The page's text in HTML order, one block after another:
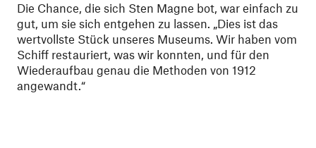
Die Chance, die sich Sten Magne bot, war einfach zu
gut, um sie sich entgehen zu lassen. „Dies ist das
wertvollste Stück unseres Museums. Wir haben vom
Schiff restauriert, was wir konnten, und für den
Wiederaufbau genau die Methoden von 1912
angewandt.“